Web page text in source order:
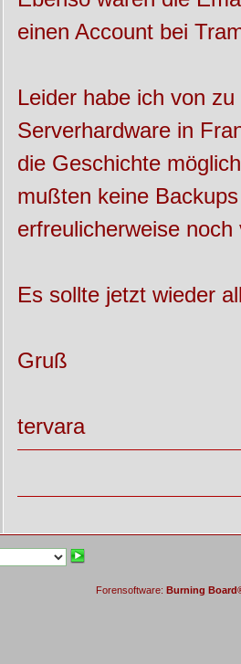
einen Account bei
Leider habe ich von
Serverhardware in
die Geschichte
mußten keine
erfreulicherweise noch
Es sollte jetzt wieder
Gruß
tervara
Forensoftware: Burning